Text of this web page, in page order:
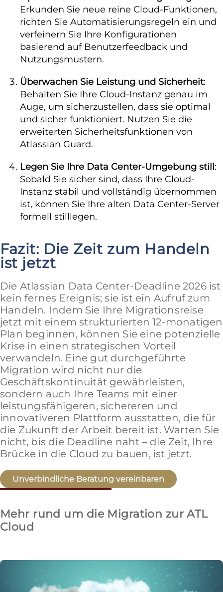
Erkunden Sie neue reine Cloud-Funktionen,
richten Sie Automatisierungsregeln ein und
verfeinern Sie Ihre Konfigurationen
basierend auf Benutzerfeedback und
Nutzungsmustern.
Überwachen Sie Leistung und Sicherheit:
Behalten Sie Ihre Cloud-Instanz genau im
Auge, um sicherzustellen, dass sie optimal
und sicher funktioniert. Nutzen Sie die
erweiterten Sicherheitsfunktionen von
Atlassian Guard.
Legen Sie Ihre Data Center-Umgebung still :
Sobald Sie sicher sind, dass Ihre Cloud-
Instanz stabil und vollständig übernommen
ist, können Sie Ihre alten Data Center-Server
formell stilllegen.
Fazit: Die Zeit zum Handeln
ist jetzt
Die Atlassian Data Center-Deadline 2026 ist
kein fernes Ereignis; sie ist ein Aufruf zum
Handeln. Indem Sie Ihre Migrationsreise
jetzt mit einem strukturierten 12-monatigen
Plan beginnen, können Sie eine potenzielle
Krise in einen strategischen Vorteil
verwandeln. Eine gut durchgeführte
Migration wird nicht nur die
Geschäftskontinuität gewährleisten,
sondern auch Ihre Teams mit einer
leistungsfähigeren, sichereren und
innovativeren Plattform ausstatten, die für
die Zukunft der Arbeit bereit ist. Warten Sie
nicht, bis die Deadline naht – die Zeit, Ihre
Brücke in die Cloud zu bauen, ist jetzt.
Unverbindliche Beratung vereinbaren
Mehr rund um die Migration zur ATL
Cloud